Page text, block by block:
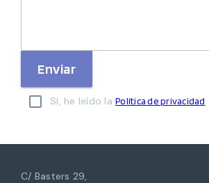
Enviar
Sí, he leído la Política de privacidad
C/ Basters 29,